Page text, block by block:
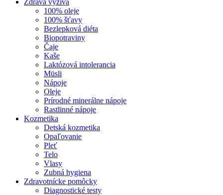
Zdravá výživa
100% oleje
100% šťavy
Bezlepková diéta
Biopotraviny
Čaje
Kaše
Laktózová intolerancia
Müsli
Nápoje
Oleje
Prírodné minerálne nápoje
Rastlinné nápoje
Kozmetika
Detská kozmetika
Opaľovanie
Pleť
Telo
Vlasy
Zubná hygiena
Zdravotnícke pomôcky
Diagnostické testy